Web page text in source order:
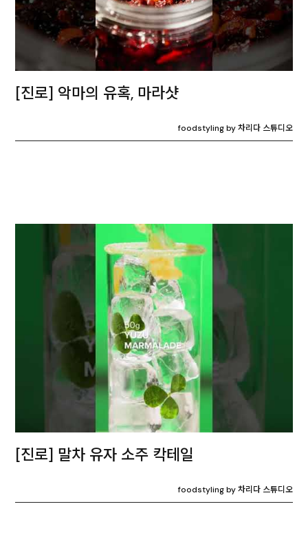
[진로] 악마의 유혹, 마라샷
foodstyling by 차리다 스튜디오
[진로] 말차 유자 소주 칵테일
foodstyling by 차리다 스튜디오